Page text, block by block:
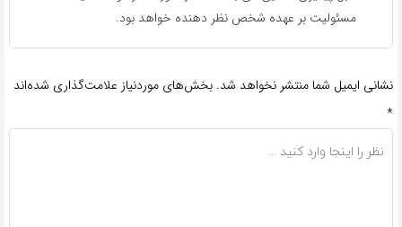
مسئولیت بر عهده شخص نظر دهنده خواهد بود.
نشانی ایمیل شما منتشر نخواهد شد. بخش‌های موردنیاز علامت‌گذاری شده‌اند
*